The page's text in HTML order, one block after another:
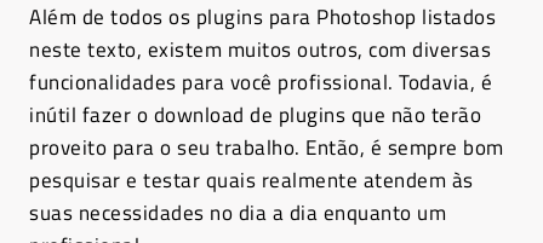
Além de todos os plugins para Photoshop listados
neste texto, existem muitos outros, com diversas
funcionalidades para você profissional. Todavia, é
inútil fazer o download de plugins que não terão
proveito para o seu trabalho. Então, é sempre bom
pesquisar e testar quais realmente atendem às
suas necessidades no dia a dia enquanto um